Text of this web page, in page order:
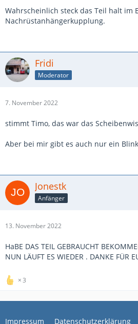
Wahrscheinlich steck das Teil halt im
Nachrüstanhängerkupplung.
Fridi
Moderator
7. November 2022
stimmt Timo, das war das
Aber bei mir gibt es auch nur ein
Jonestk
Anfänger
13. November 2022
HaBE DAS TEIL GEBRAUCHT
NUN LÄUFT ES WIEDER . DANKE FÜR
3
Impressum Datenschutzerklärung